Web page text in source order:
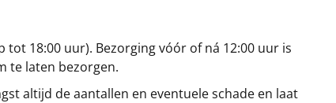
18:00 uur). Bezorging vóór of ná 12:00 uur is
te laten bezorgen.
altijd de aantallen en eventuele schade en laat